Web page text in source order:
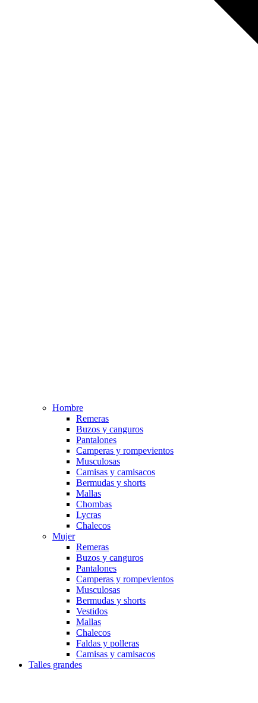
Hombre
Remeras
Buzos y canguros
Pantalones
Camperas y rompevientos
Musculosas
Camisas y camisacos
Bermudas y shorts
Mallas
Chombas
Lycras
Chalecos
Mujer
Remeras
Buzos y canguros
Pantalones
Camperas y rompevientos
Musculosas
Bermudas y shorts
Vestidos
Mallas
Chalecos
Faldas y polleras
Camisas y camisacos
Talles grandes